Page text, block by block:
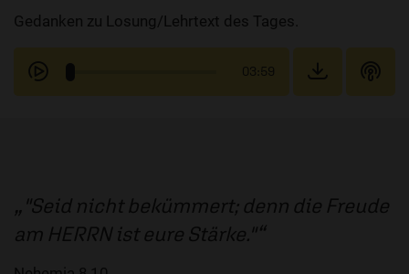
AUDIOTHEK
PROGRAMM
Gedanken zu Losung/Lehrtext des Tages.
03:59
"Seid nicht bekümmert; denn die Freude
am HERRN ist eure Stärke."